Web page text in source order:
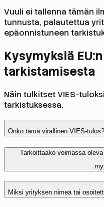
Vuuli ei tallenna tämän
tunnusta, palautettua
epäonnistuneen
Kysymyksiä
tarkistamisesta
Näin tulkitset VIES-
tarkistuksessa.
Onko tämä virallinen VIES-tulos?
Tarkoittaako voimassa
Miksi yrityksen nimeä tai